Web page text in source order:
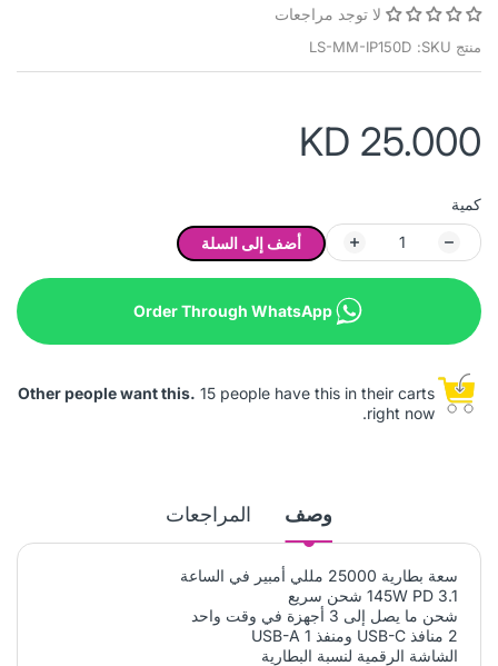
لا توجد مراجعات
منتج SKU: LS-MM-IP150D
KD 25.000
كمية
أضف إلى السلة
Order Through WhatsApp
Other people want this. 15 people have this in their carts
right now.
وصف المراجعات
سعة بطارية 25000 مللي أمبير في الساعة
145W PD 3.1 شحن سريع
شحن ما يصل إلى 3 أجهزة في وقت واحد
2 منافذ USB-C ومنفذ USB-A 1
الشاشة الرقمية لنسبة البطارية